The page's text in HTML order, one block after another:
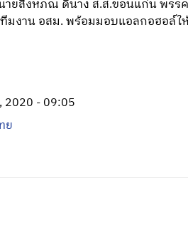
ยสิงหภณ ดีนาง ส.ส.ขอนแก่น พรร
มงาน อสม. พร้อมมอบแอลกอฮอล์
2020 - 09:05
ย